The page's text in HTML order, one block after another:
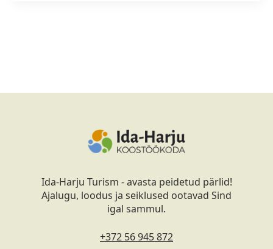
Ida-Harju Turism - avasta peidetud pärlid!
Ajalugu, loodus ja seiklused ootavad Sind
igal sammul.
+372 56 945 872